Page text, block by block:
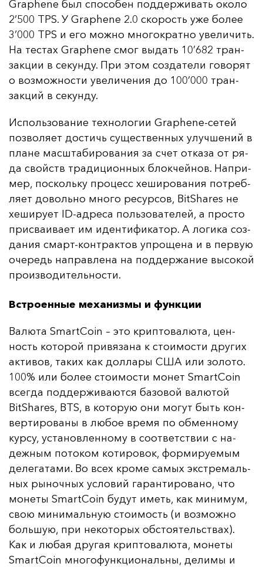
Graphene был спо­со­бен под­дер­жи­вать око­ло
2’500 TPS. У Graphene 2.0 ско­рость уже бо­лее
3’000 TPS и его мож­но мно­гок­рат­но уве­ли­чить.
На тес­тах Graphene смог вы­дать 10’682 тран­
зак­ции в се­кун­ду. При этом соз­да­те­ли го­во­рят
о воз­мож­нос­ти уве­ли­че­ния до 100’000 тран­
зак­ций в се­кун­ду.
Ис­поль­зо­ва­ние тех­но­ло­гии Graphene-се­тей
поз­во­ля­ет дос­тичь су­щес­твен­ных улуч­ше­ний в
пла­не мас­шта­би­ро­ва­ния за счет от­ка­за от ря­
да свой­ств тра­ди­ци­он­ных блок­чей­нов. Нап­ри­
мер, пос­коль­ку про­цесс хе­ши­ро­ва­ния пот­реб­
ля­ет до­воль­но мно­го ре­сур­сов, BitShares не
хе­ши­ру­ет ID-ад­ре­са поль­зо­ва­те­лей, а прос­то
прис­ва­ива­ет им иден­ти­фи­ка­тор. А ло­ги­ка соз­
да­ния смарт-кон­трак­тов уп­ро­ще­на и в пер­вую
оче­редь нап­рав­ле­на на под­дер­жа­ние вы­со­кой
про­из­во­ди­тель­нос­ти.
Встроенные механизмы и функции
Ва­лю­та SmartCoin – это крип­то­ва­лю­та, цен­
ность ко­то­рой при­вя­за­на к сто­имос­ти дру­гих
ак­ти­вов, та­ких как дол­ла­ры США или зо­ло­то.
100% или бо­лее сто­имос­ти мо­нет SmartCoin
всег­да под­дер­жи­ва­ют­ся ба­зо­вой ва­лю­той
BitShares, BTS, в ко­то­рую они мо­гут быть кон­
вер­ти­ро­ва­ны в лю­бое вре­мя по об­мен­но­му
кур­су, ус­та­нов­лен­но­му в со­от­ветс­твии с на­
деж­ным по­то­ком ко­ти­ро­вок, фор­ми­ру­емым
де­ле­га­та­ми. Во всех кро­ме са­мых экс­тре­маль­
ных ры­ноч­ных ус­ло­вий га­ран­ти­ро­ва­но, что
мо­не­ты SmartCoin бу­дут иметь, как ми­ни­мум,
свою ми­ни­маль­ную сто­имость (и воз­мож­но
боль­шую, при не­ко­то­рых об­сто­ятель­ствах).
Как и лю­бая дру­гая крип­то­ва­лю­та, мо­не­ты
SmartCoin мно­го­фун­кци­ональ­ны, де­ли­мы и